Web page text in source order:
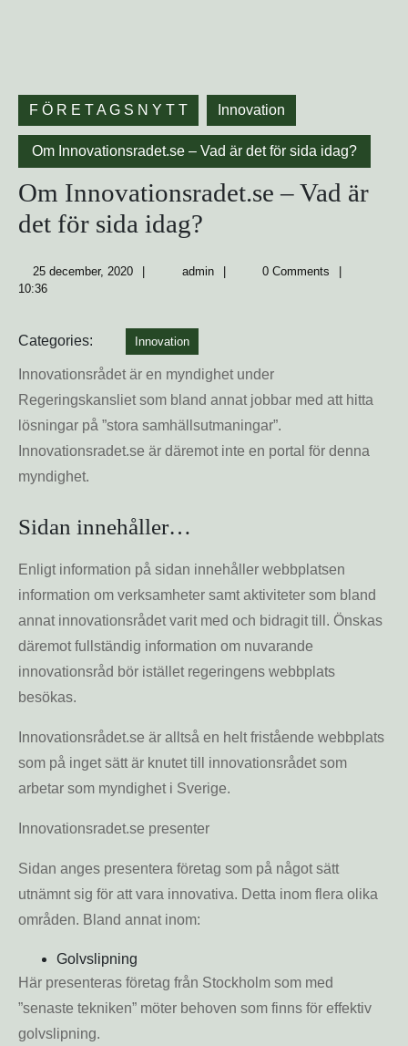
F Ö R E T A G S N Y T T Innovation
Om Innovationsradet.se – Vad är det för sida idag?
Om Innovationsradet.se – Vad är
det för sida idag?
25 december, 2020 admin admin0 Comments
10:36
Categories: Innovation
Innovationsrådet är en myndighet under
Regeringskansliet som bland annat jobbar med att hitta
lösningar på ”stora samhällsutmaningar”.
Innovationsradet.se är däremot inte en portal för denna
myndighet.
Sidan innehåller…
Enligt information på sidan innehåller webbplatsen
information om verksamheter samt aktiviteter som bland
annat innovationsrådet varit med och bidragit till. Önskas
däremot fullständig information om nuvarande
innovationsråd bör istället regeringens webbplats
besökas.
Innovationsrådet.se är alltså en helt fristående webbplats
som på inget sätt är knutet till innovationsrådet som
arbetar som myndighet i Sverige.
Innovationsradet.se presenter
Sidan anges presentera företag som på något sätt
utnämnt sig för att vara innovativa. Detta inom flera olika
områden. Bland annat inom:
Golvslipning
Här presenteras företag från Stockholm som med
”senaste tekniken” möter behoven som finns för effektiv
golvslipning.